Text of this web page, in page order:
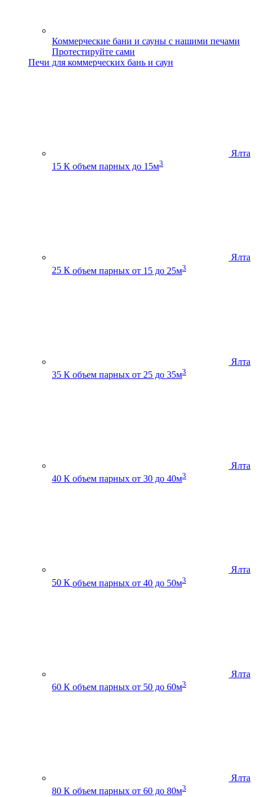
Коммерческие бани и сауны с нашими печами
Протестируйте сами
Печи для коммерческих бань и саун
Ялта
15 К объем парных до 15м3
Ялта
25 К объем парных от 15 до 25м3
Ялта
35 К объем парных от 25 до 35м3
Ялта
40 К объем парных от 30 до 40м3
Ялта
50 К объем парных от 40 до 50м3
Ялта
60 К объем парных от 50 до 60м3
Ялта
80 К объем парных от 60 до 80м3